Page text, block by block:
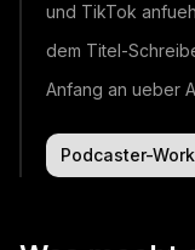
und TikTok
dem Titel-
Anfang an ueber
Podcaster-